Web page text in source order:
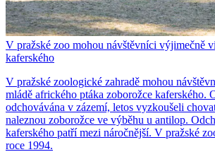
V pražské zoo mohou návštěvníci výjimečně
kaferského
V pražské zoologické zahradě mohou
mládě afrického ptáka zoborožce kaferského.
odchovávána v zázemí, letos vyzkoušeli
naleznou zoborožce ve výběhu u antilop.
kaferského patří mezi náročnější. V pražské
roce 1994.